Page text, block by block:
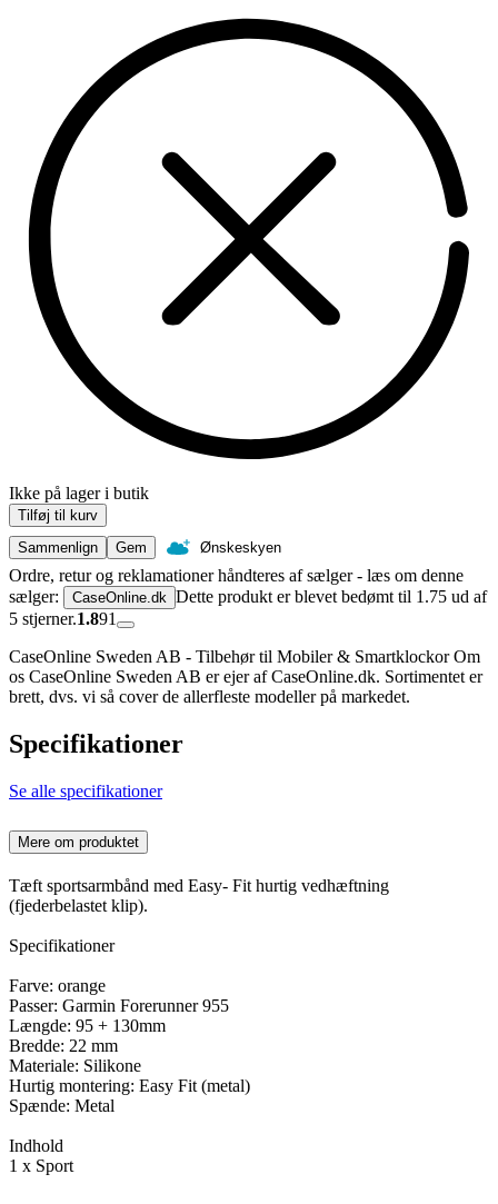
Ikke på lager i butik
Tilføj til kurv
Sammenlign
Gem Ønskeskyen
Ordre, retur og reklamationer håndteres af sælger - læs om denne
sælger:
CaseOnline.dk Dette produkt er blevet bedømt til 1.75 ud af
5 stjerner.1.891
CaseOnline Sweden AB - Tilbehør til Mobiler & Smartklockor Om
os CaseOnline Sweden AB er ejer af CaseOnline.dk. Sortimentet er
brett, dvs. vi så cover de allerfleste modeller på markedet.
Specifikationer
Se alle specifikationer
Mere om produktet
Tæft sportsarmbånd med Easy- Fit hurtig vedhæftning
(fjederbelastet klip).
Specifikationer
Farve: orange
Passer: Garmin Forerunner 955
Længde: 95 + 130mm
Bredde: 22 mm
Materiale: Silikone
Hurtig montering: Easy Fit (metal)
Spænde: Metal
Indhold
1 x Sport